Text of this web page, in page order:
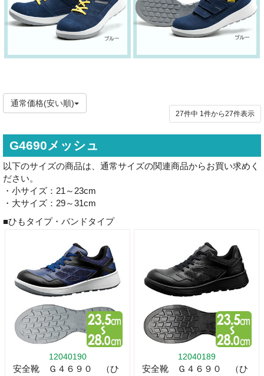
通常価格(安い順)
27件中 1件から27件表示
G4690メッシュ
以下のサイズの商品は、通常サイズの関連商品からお買い求めく
ださい。
・小サイズ：21～23cm
・大サイズ：29～31cm
■ひもタイプ・バンドタイプ
12040190
安全靴 Ｇ４６９０ （ひ
12040189
安全靴 Ｇ４６９０ （ひ